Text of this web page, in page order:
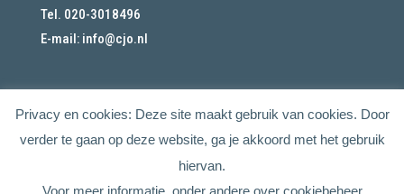
Tel. 020-3018496
E-mail: info@cjo.nl
Privacy en cookies: Deze site maakt gebruik van cookies. Door
verder te gaan op deze website, ga je akkoord met het gebruik
hiervan.